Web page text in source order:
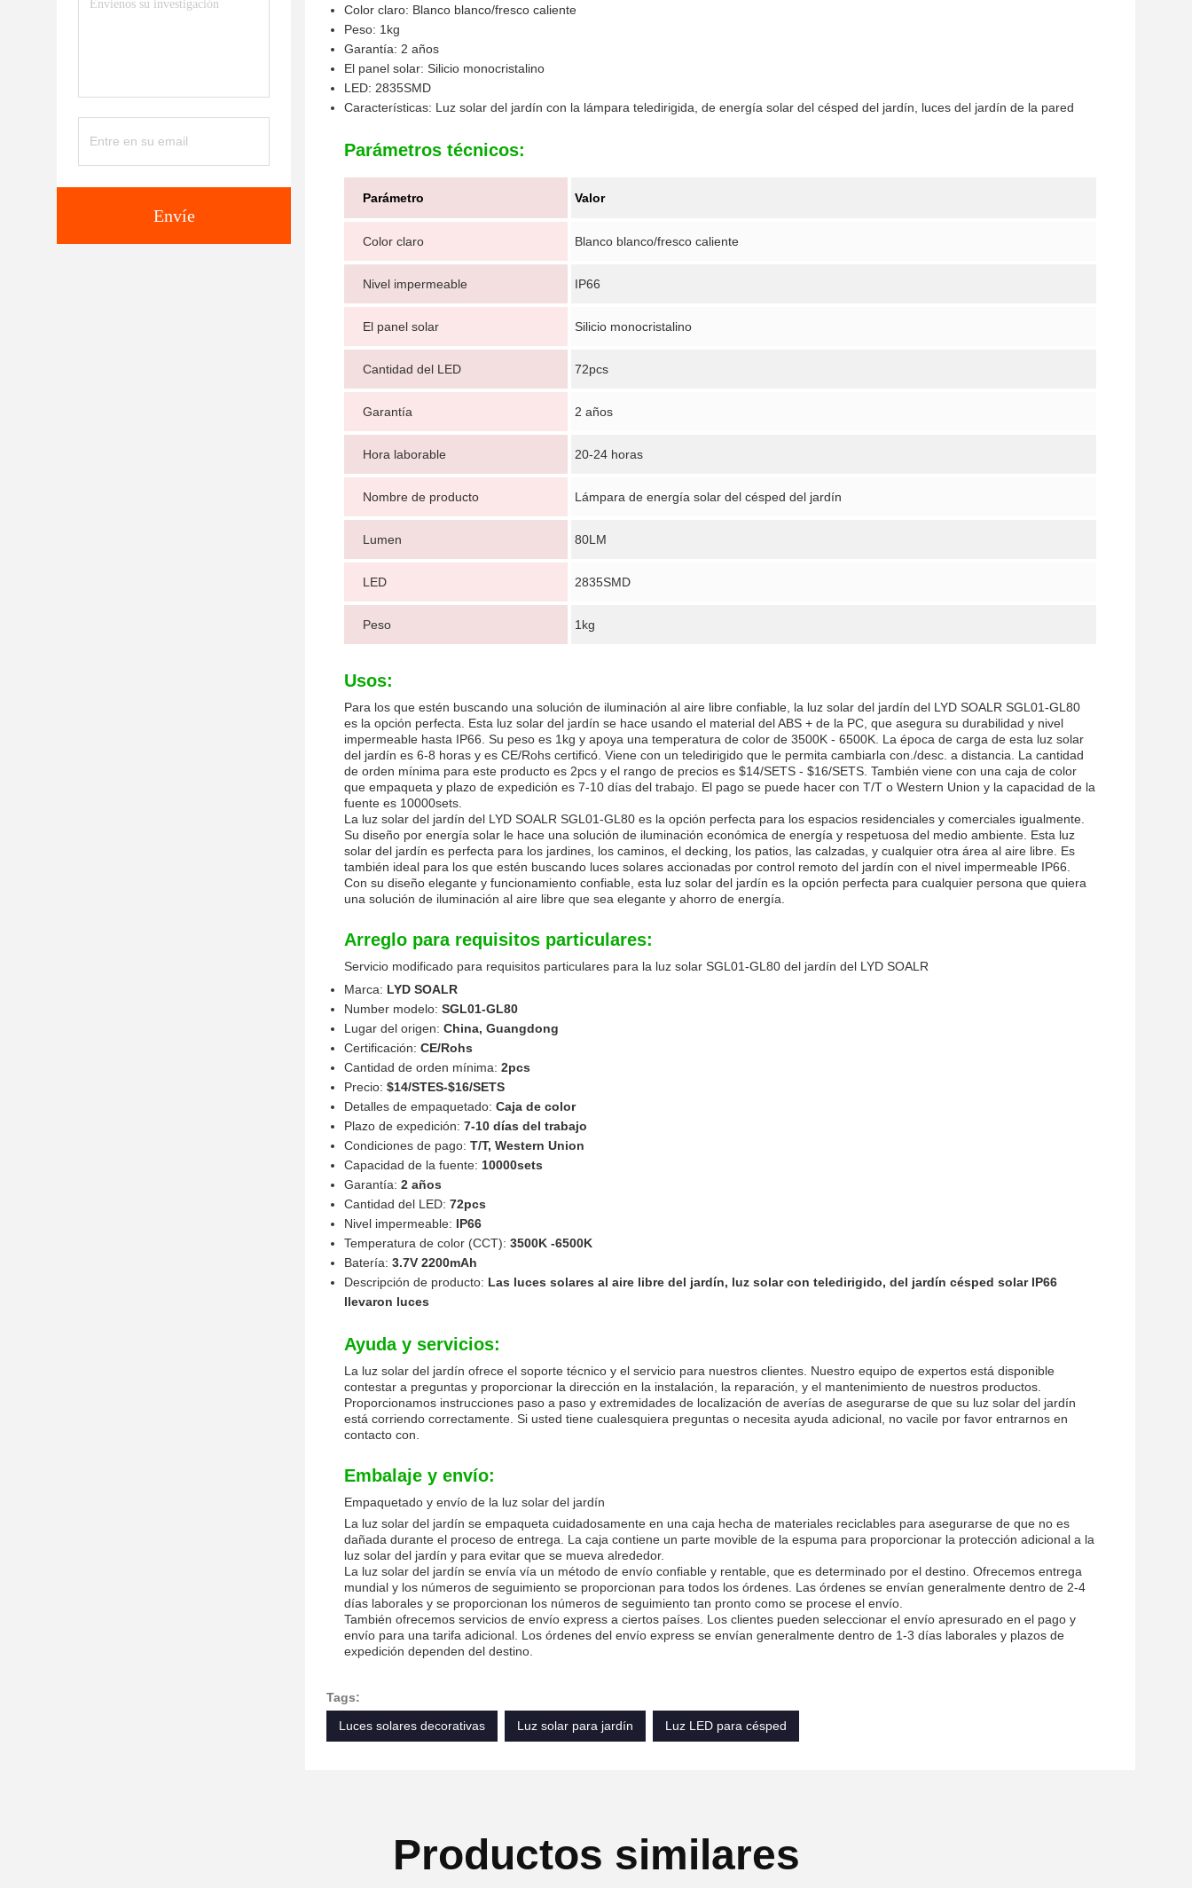
Deja un mensaje
¡Te llamaremos pronto!
PRESENTACIóN
Envíe
Color claro: Blanco blanco/fresco caliente
Peso: 1kg
Garantía: 2 años
El panel solar: Silicio monocristalino
LED: 2835SMD
Características: Luz solar del jardín con la lámpara teledirigida, de energía solar del césped del jardín, luces del jardín de la pared
Parámetros técnicos:
Parámetro Valor
Color claro Blanco blanco/fresco caliente
Nivel impermeable IP66
El panel solar Silicio monocristalino
Cantidad del LED 72pcs
Garantía 2 años
Hora laborable 20-24 horas
Nombre de producto Lámpara de energía solar del césped del jardín
Lumen 80LM
LED 2835SMD
Peso 1kg
Usos:
Para los que estén buscando una solución de iluminación al aire libre confiable, la luz solar del jardín del LYD SOALR SGL01-GL80
es la opción perfecta. Esta luz solar del jardín se hace usando el material del ABS + de la PC, que asegura su durabilidad y nivel
impermeable hasta IP66. Su peso es 1kg y apoya una temperatura de color de 3500K - 6500K. La época de carga de esta luz solar
del jardín es 6-8 horas y es CE/Rohs certificó. Viene con un teledirigido que le permita cambiarla con./desc. a distancia. La cantidad
de orden mínima para este producto es 2pcs y el rango de precios es $14/SETS - $16/SETS. También viene con una caja de color
que empaqueta y plazo de expedición es 7-10 días del trabajo. El pago se puede hacer con T/T o Western Union y la capacidad de la
fuente es 10000sets.
La luz solar del jardín del LYD SOALR SGL01-GL80 es la opción perfecta para los espacios residenciales y comerciales igualmente.
Su diseño por energía solar le hace una solución de iluminación económica de energía y respetuosa del medio ambiente. Esta luz
solar del jardín es perfecta para los jardines, los caminos, el decking, los patios, las calzadas, y cualquier otra área al aire libre. Es
también ideal para los que estén buscando luces solares accionadas por control remoto del jardín con el nivel impermeable IP66.
Con su diseño elegante y funcionamiento confiable, esta luz solar del jardín es la opción perfecta para cualquier persona que quiera
una solución de iluminación al aire libre que sea elegante y ahorro de energía.
Arreglo para requisitos particulares:
Servicio modificado para requisitos particulares para la luz solar SGL01-GL80 del jardín del LYD SOALR
Marca: LYD SOALR
Number modelo: SGL01-GL80
Lugar del origen: China, Guangdong
Certificación: CE/Rohs
Cantidad de orden mínima: 2pcs
Precio: $14/STES-$16/SETS
Detalles de empaquetado: Caja de color
Plazo de expedición: 7-10 días del trabajo
Condiciones de pago: T/T, Western Union
Capacidad de la fuente: 10000sets
Garantía: 2 años
Cantidad del LED: 72pcs
Nivel impermeable: IP66
Temperatura de color (CCT): 3500K -6500K
Batería: 3.7V 2200mAh
Descripción de producto: Las luces solares al aire libre del jardín, luz solar con teledirigido, del jardín césped solar IP66
llevaron luces
Ayuda y servicios:
La luz solar del jardín ofrece el soporte técnico y el servicio para nuestros clientes. Nuestro equipo de expertos está disponible
contestar a preguntas y proporcionar la dirección en la instalación, la reparación, y el mantenimiento de nuestros productos.
Proporcionamos instrucciones paso a paso y extremidades de localización de averías de asegurarse de que su luz solar del jardín
está corriendo correctamente. Si usted tiene cualesquiera preguntas o necesita ayuda adicional, no vacile por favor entrarnos en
contacto con.
Embalaje y envío:
Empaquetado y envío de la luz solar del jardín
La luz solar del jardín se empaqueta cuidadosamente en una caja hecha de materiales reciclables para asegurarse de que no es
dañada durante el proceso de entrega. La caja contiene un parte movible de la espuma para proporcionar la protección adicional a la
luz solar del jardín y para evitar que se mueva alrededor.
La luz solar del jardín se envía vía un método de envío confiable y rentable, que es determinado por el destino. Ofrecemos entrega
mundial y los números de seguimiento se proporcionan para todos los órdenes. Las órdenes se envían generalmente dentro de 2-4
días laborales y se proporcionan los números de seguimiento tan pronto como se procese el envío.
También ofrecemos servicios de envío express a ciertos países. Los clientes pueden seleccionar el envío apresurado en el pago y
envío para una tarifa adicional. Los órdenes del envío express se envían generalmente dentro de 1-3 días laborales y plazos de
expedición dependen del destino.
Tags:
Luces solares decorativas
Luz solar para jardín Luz LED para césped
Productos similares